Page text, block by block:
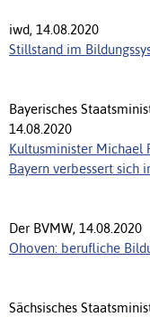
iwd, 14.08.2020
Stillstand im
Bayerisches
14.08.2020
Kultusminister Michael
Bayern verbessert sich
Der BVMW, 14.08.2020
Ohoven: berufliche
Sächsisches